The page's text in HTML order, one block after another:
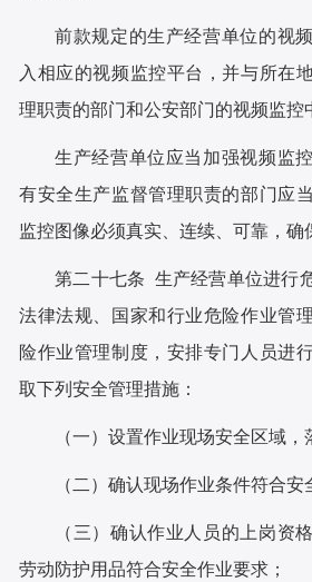
前款规定的生产经营单位的视
入相应的视频监控平台，并与所在
理职责的部门和公安部门的视频监控
生产经营单位应当加强视频监
有安全生产监督管理职责的部门应
监控图像必须真实、连续、可靠，确
第二十七条 生产经营单位进行
法律法规、国家和行业危险作业管
险作业管理制度，安排专门人员进
取下列安全管理措施：
（一）设置作业现场安全区域，
（二）确认现场作业条件符合安
（三）确认作业人员的上岗资
劳动防护用品符合安全作业要求；